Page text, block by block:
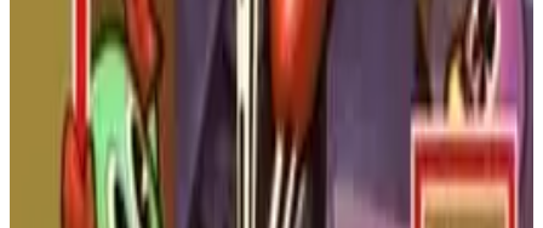
Поиск сокровищ продолжается! Присоединяйтесь к
Скруджу Макдаку в этом редком продолжении, с новыми
улучшениями трости, скрытыми частями карты и более
экзотическими локациями для исследования.
NINTENDO ENTERTAINMENT
SYSTEM ПРИКЛЮЧЕНИЕ 1993
УТИНЫЕ